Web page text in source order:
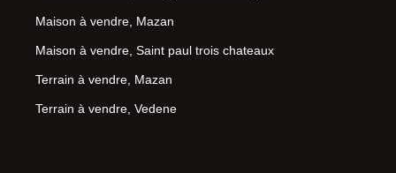
Maison à vendre, Mazan
Maison à vendre, Saint paul trois chateaux
Terrain à vendre, Mazan
Terrain à vendre, Vedene